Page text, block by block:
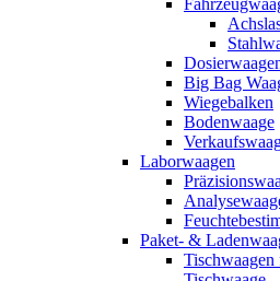
Big Bag
Wiegebalken
Bodenwaage
Laborwaagen
Paket- &
Tischwaagen